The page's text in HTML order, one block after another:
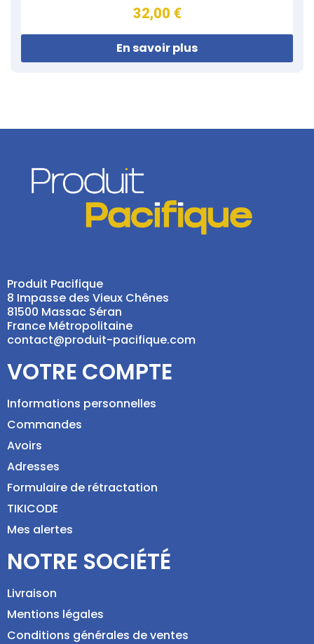
32,00 €
En savoir plus
Produit Pacifique
8 Impasse des Vieux Chênes
81500 Massac Séran
France Métropolitaine
contact@produit-pacifique.com
VOTRE COMPTE
Informations personnelles
Commandes
Avoirs
Adresses
Formulaire de rétractation
TIKICODE
Mes alertes
NOTRE SOCIÉTÉ
Livraison
Mentions légales
Conditions générales de ventes